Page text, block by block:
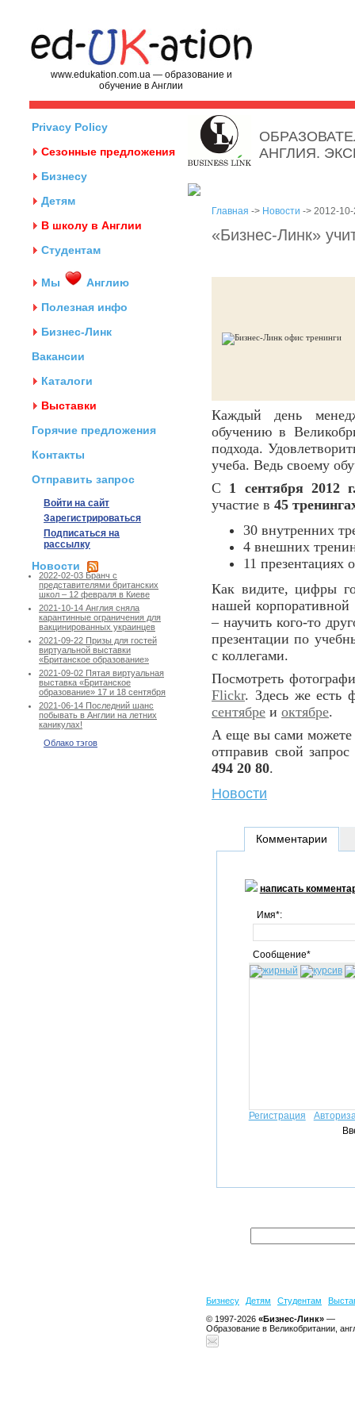
www.edukation.com.ua — образование и
обучение в Англии
Privacy Policy
Сезонные предложения
Бизнесу
Детям
В школу в Англии
Студентам
Мы
Англию
Полезная инфо
Бизнес-Линк
Вакансии
Каталоги
Выставки
Горячие предложения
Контакты
Отправить запрос
Войти на сайт
Зарегистрироваться
Подписаться на
рассылку
Новости
2022-02-03 Бранч с
представителями британских
школ – 12 февраля в Киеве
2021-10-14 Англия сняла
карантинные ограничения для
вакцинированных украинцев
2021-09-22 Призы для гостей
виртуальной выставки
«Британское образование»
2021-09-02 Пятая виртуальная
выставка «Британское
образование» 17 и 18 сентября
2021-06-14 Последний шанс
побывать в Англии на летних
каникулах!
Облако тэгов
АНГЛИЯ.
Главная -> Новости -> 2012-
«Бизнес-Линк»
Каждый день
обучению в
подхода.
учеба. Ведь своему
С 1 сентября 2012
участие в 45
30 внутренних
4 внешних
11 презентациях
Как видите, цифры
нашей
– научить кого-то
презентации по
с коллегами.
Посмотреть
Flickr. Здесь же есть
сентябре и октябре.
А еще вы сами можете
отправив свой запрос
494 20 80.
Новости
Комментарии
написать
Имя*:
Сообщение*
Регистрация
Бизнесу Детям Студентам
© 1997-2026 «Бизнес-Линк» —
Образование в Великобритании,